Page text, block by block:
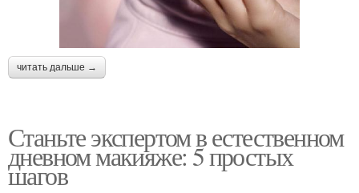
читать дальше →
Станьте экспертом в естественном
дневном макияже: 5 простых
шагов